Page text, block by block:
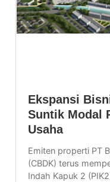
Ekspansi
Suntik Modal
Usaha
Emiten properti PT
(CBDK) terus
Indah Kapuk 2